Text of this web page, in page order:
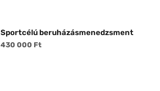
Sportcélú beruházásmenedzsment
430 000 Ft